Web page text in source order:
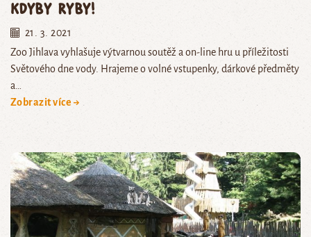
Kdyby ryby!
21. 3. 2021
Zoo Jihlava vyhlašuje výtvarnou soutěž a on-line hru u příležitosti
Světového dne vody. Hrajeme o volné vstupenky, dárkové předměty
a…
Zobrazit více →